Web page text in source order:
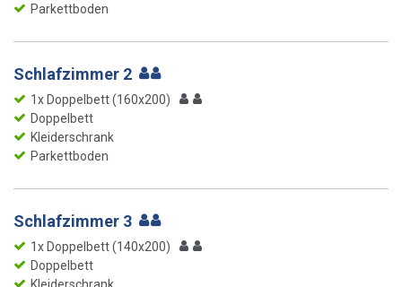
Parkettboden
Schlafzimmer 2
1x Doppelbett (160x200)
Doppelbett
Kleiderschrank
Parkettboden
Schlafzimmer 3
1x Doppelbett (140x200)
Doppelbett
Kleiderschrank